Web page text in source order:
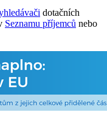
dotačních
Seznamu příjemců nebo